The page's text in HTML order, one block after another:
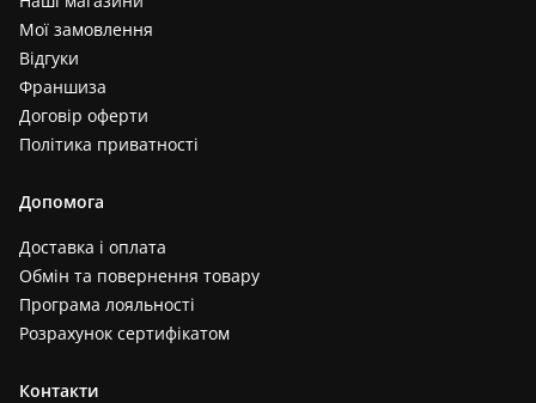
Мої замовлення
Відгуки
Франшиза
Договір оферти
Політика приватності
Допомога
Доставка і оплата
Обмін та повернення товару
Програма лояльності
Розрахунок сертифікатом
Контакти